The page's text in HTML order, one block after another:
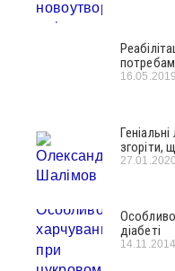
16.05.2019
згоріти,
27.01.2020
діабеті
14.11.2014